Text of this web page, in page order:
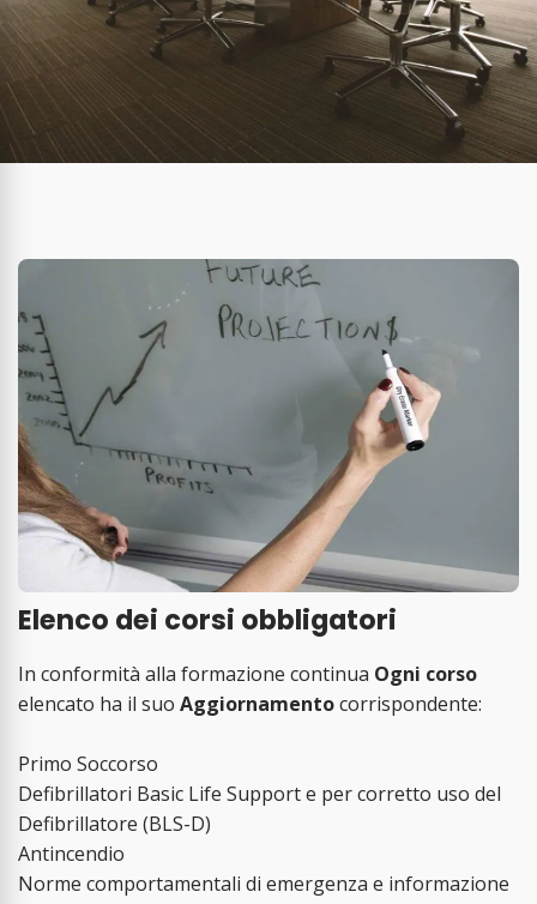
Elenco dei corsi obbligatori
In conformità alla formazione continua Ogni corso
elencato ha il suo Aggiornamentocorrispondente:
Primo Soccorso
Defibrillatori Basic Life Support e per corretto uso del
Defibrillatore (BLS-D)
Antincendio
Norme comportamentali di emergenza e informazione